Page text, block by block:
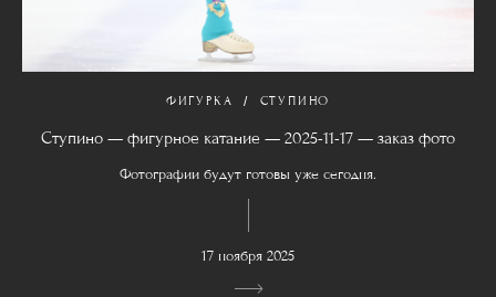
ФИГУРКА СТУПИНО
Ступино — фигурное катание — 2025-11-17 — заказ фото
Фотографии будут готовы уже сегодня.
17 ноября 2025